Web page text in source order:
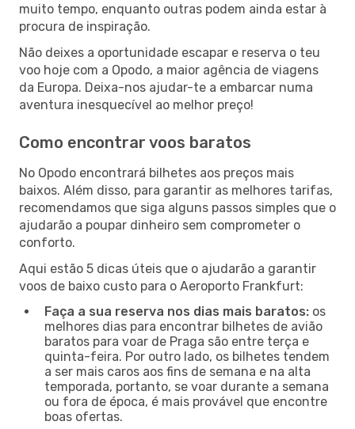
muito tempo, enquanto outras podem ainda estar à
procura de inspiração.
Não deixes a oportunidade escapar e reserva o teu
voo hoje com a Opodo, a maior agência de viagens
da Europa. Deixa-nos ajudar-te a embarcar numa
aventura inesquecível ao melhor preço!
Como encontrar voos baratos
No Opodo encontrará bilhetes aos preços mais
baixos. Além disso, para garantir as melhores tarifas,
recomendamos que siga alguns passos simples que o
ajudarão a poupar dinheiro sem comprometer o
conforto.
Aqui estão 5 dicas úteis que o ajudarão a garantir
voos de baixo custo para o Aeroporto Frankfurt:
Faça a sua reserva nos dias mais baratos: os
melhores dias para encontrar bilhetes de avião
baratos para voar de Praga são entre terça e
quinta-feira. Por outro lado, os bilhetes tendem
a ser mais caros aos fins de semana e na alta
temporada, portanto, se voar durante a semana
ou fora de época, é mais provável que encontre
boas ofertas.